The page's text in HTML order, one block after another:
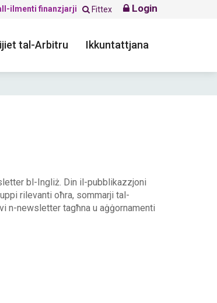
ilmenti finanzjarji Fittex Login
tal-Arbitru Ikkuntattjana
bl-Ingliż. Din il-pubblikazzjoni
rilevanti oħra, sommarji tal-
n-newsletter tagħna u aġġornamenti